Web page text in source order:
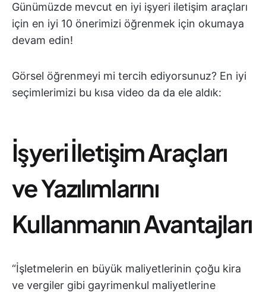
Günümüzde mevcut en iyi işyeri iletişim araçları
için en iyi 10 önerimizi öğrenmek için okumaya
devam edin!
Görsel öğrenmeyi mi tercih ediyorsunuz? En iyi
seçimlerimizi bu kısa video da da ele aldık:
İşyeri İletişim Araçları
ve Yazılımlarını
Kullanmanın Avantajları
“İşletmelerin en büyük maliyetlerinin çoğu kira
ve vergiler gibi gayrimenkul maliyetlerine